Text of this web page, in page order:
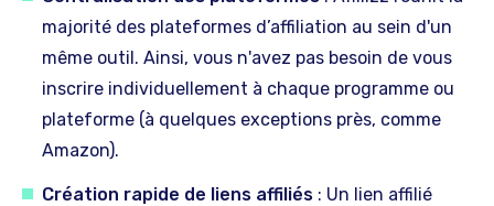
majorité des plateformes d’affiliation au sein d'un
même outil. Ainsi, vous n'avez pas besoin de vous
inscrire individuellement à chaque programme ou
plateforme (à quelques exceptions près, comme
Amazon).
Création rapide de liens affiliés : Un lien affilié